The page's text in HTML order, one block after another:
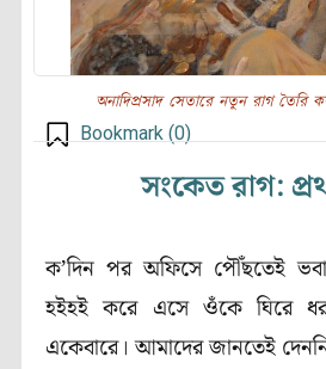
অনাদিপ্রসাদ সেতারে নতুন রাগ তৈরি
Bookmark (0)
সংকেত রাগ:
ক’দিন পর অফিসে পৌঁছতেই
হইহই করে এসে ওঁকে ঘিরে
একেবারে। আমাদের জানতেই